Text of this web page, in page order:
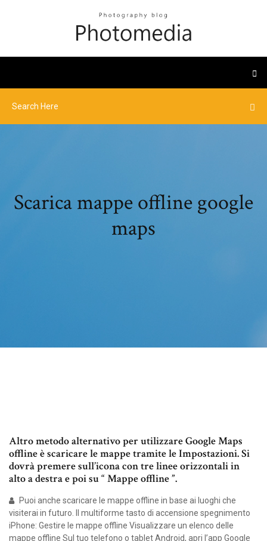
Scarica mappe offline google
maps
Altro metodo alternativo per utilizzare Google Maps
offline è scaricare le mappe tramite le Impostazioni. Si
dovrà premere sull’icona con tre linee orizzontali in
alto a destra e poi su “ Mappe offline ”.
Puoi anche scaricare le mappe offline in base ai luoghi che
visiterai in futuro. Il multiforme tasto di accensione spegnimento
iPhone: Gestire le mappe offline Visualizzare un elenco delle
mappe offline Sul tuo telefono o tablet Android, apri l’app Google